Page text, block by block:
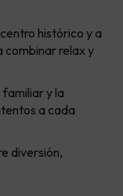
histórico y a
combinar relax y
y la
a cada
diversión,